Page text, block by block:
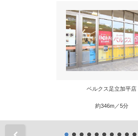
ベルクス足立加平店
約346m／5分